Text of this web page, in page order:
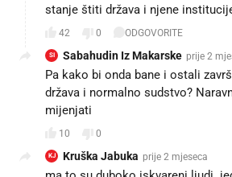
stanje štiti država i njene
42 0 ODGOVORITE
SI Sabahudin Iz Makarske prije 2
Pa kako bi onda bane i ostali
država i normalno sudstvo?
mijenjati
10 0
KJ Kruška Jabuka prije 2 mjeseca